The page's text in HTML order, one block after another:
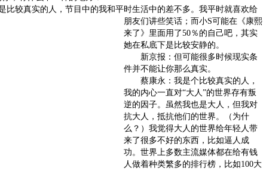
较真实的人，节目中的我和平时生活中的差不多。 我平时就喜欢给
朋友们讲些笑话；而小S可能在《康熙
来了》里面用了50％的自己吧，其实
她在私底下是比较安静的。
新京报：但可能很多时候现实条
件并不能让你那么真实。
蔡康永：我是个比较真实的人，
我的内心一直对“大人”的世界存有叛
逆的因子。虽然我也是大人，但我对
抗大人，抵抗他们的世界。（为什
么？）我觉得大人的世界给年轻人带
来了很多不好的东西，比如逼人成
功。世界上多数主流媒体都在给有钱
人做着种类繁多的排行榜，比如100大